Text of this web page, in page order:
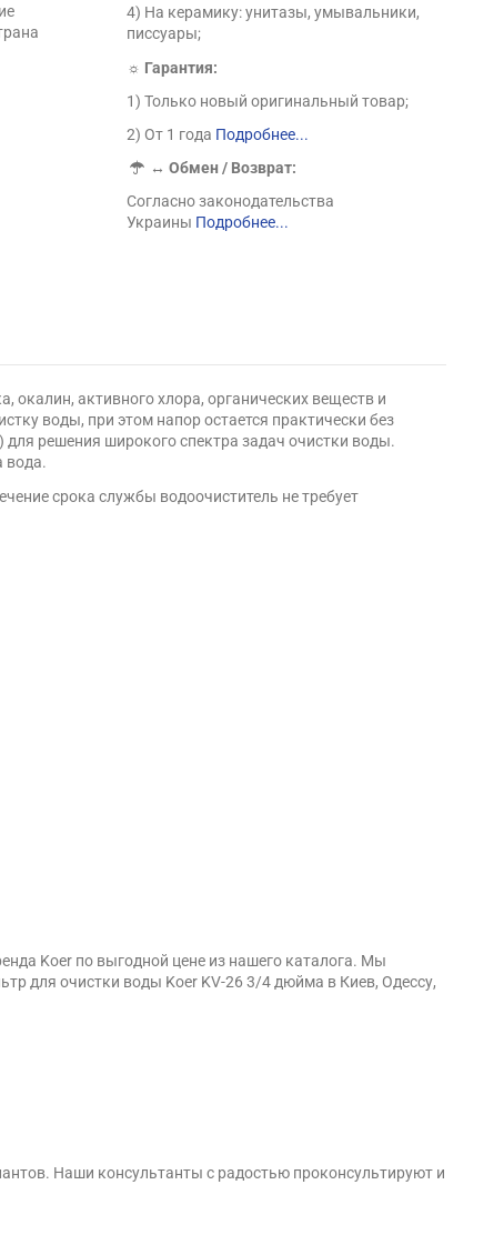
4) На керамику: унитазы, умывальники,
писсуары;
☼ Гарантия:
1) Только новый оригинальный товар;
2) От 1 года Подробнее...
↔Обмен / Возврат:
Согласно законодательства
Украины Подробнее...
активного хлора, органических веществ и
воды, при этом напор остается практически без
решения широкого спектра задач очистки воды.
вода.
срока службы водоочиститель не требует
Koer по выгодной цене из нашего каталога. Мы
для очистки воды Koer KV-26 3/4 дюйма в Киев, Одессу,
Наши консультанты с радостью проконсультируют и